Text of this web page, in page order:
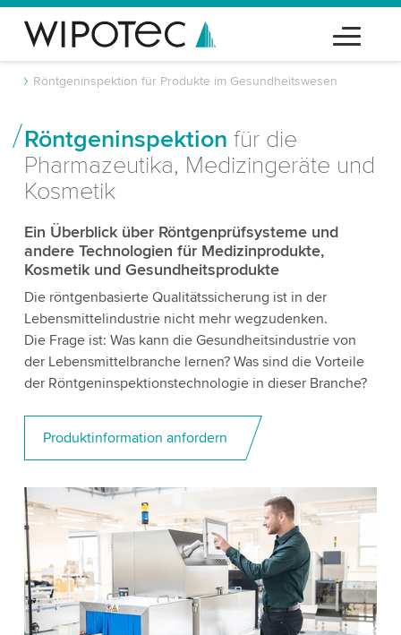
Röntgeninspektion für Produkte im Gesundheitswesen
Röntgeninspektion für die
Pharmazeutika, Medizingeräte und
Kosmetik
Ein Überblick über Röntgenprüfsysteme und
andere Technologien für Medizinprodukte,
Kosmetik und Gesundheitsprodukte
Die röntgenbasierte Qualitätssicherung ist in der
Lebensmittelindustrie nicht mehr wegzudenken.
Die Frage ist: Was kann die Gesundheitsindustrie von
der Lebensmittelbranche lernen? Was sind die Vorteile
der Röntgeninspektionstechnologie in dieser Branche?
Produktinformation anfordern